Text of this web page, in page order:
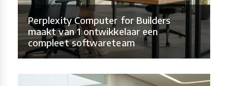
Perplexity Computer for Builders
maakt van 1 ontwikkelaar een
compleet softwareteam